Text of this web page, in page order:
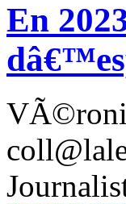
En